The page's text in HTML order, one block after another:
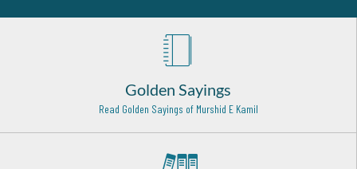
Golden Sayings
Read Golden Sayings of Murshid E Kamil